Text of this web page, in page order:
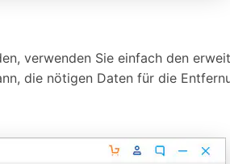
verwenden Sie einfach den
die nötigen Daten für die